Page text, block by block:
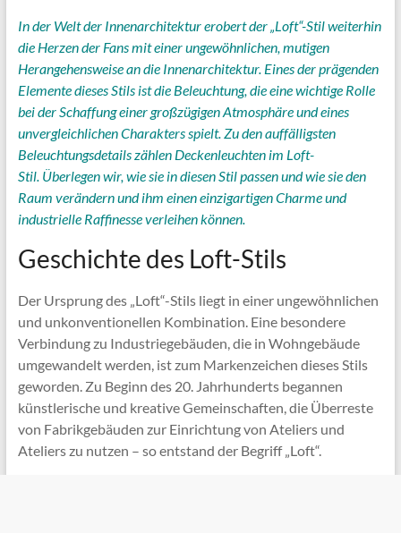
In der Welt der Innenarchitektur erobert der „Loft“-Stil weiterhin
die Herzen der Fans mit einer ungewöhnlichen, mutigen
Herangehensweise an die Innenarchitektur. Eines der prägenden
Elemente dieses Stils ist die Beleuchtung, die eine wichtige Rolle
bei der Schaffung einer großzügigen Atmosphäre und eines
unvergleichlichen Charakters spielt. Zu den auffälligsten
Beleuchtungsdetails zählen Deckenleuchten im Loft-
Stil. Überlegen wir, wie sie in diesen Stil passen und wie sie den
Raum verändern und ihm einen einzigartigen Charme und
industrielle Raffinesse verleihen können.
Geschichte des Loft-Stils
Der Ursprung des „Loft“-Stils liegt in einer ungewöhnlichen
und unkonventionellen Kombination. Eine besondere
Verbindung zu Industriegebäuden, die in Wohngebäude
umgewandelt werden, ist zum Markenzeichen dieses Stils
geworden. Zu Beginn des 20. Jahrhunderts begannen
künstlerische und kreative Gemeinschaften, die Überreste
von Fabrikgebäuden zur Einrichtung von Ateliers und
Ateliers zu nutzen – so entstand der Begriff „Loft“.